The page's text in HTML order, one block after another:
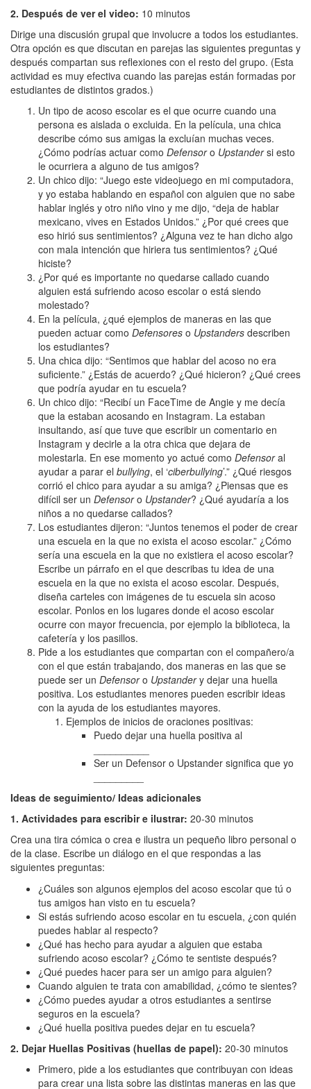
2. Después de ver el video: 10 minutos
Dirige una discusión grupal que involucre a todos los estudiantes.
Otra opción es que discutan en parejas las siguientes preguntas y
después compartan sus reflexiones con el resto del grupo. (Esta
actividad es muy efectiva cuando las parejas están formadas por
estudiantes de distintos grados.)
Un tipo de acoso escolar es el que ocurre cuando una
persona es aislada o excluida. En la película, una chica
describe cómo sus amigas la excluían muchas veces.
¿Cómo podrías actuar como Defensoro Upstandersi esto
le ocurriera a alguno de tus amigos?
Un chico dijo: “Juego este videojuego en mi computadora,
y yo estaba hablando en español con alguien que no sabe
hablar inglés y otro niño vino y me dijo, “deja de hablar
mexicano, vives en Estados Unidos.” ¿Por qué crees que
eso hirió sus sentimientos? ¿Alguna vez te han dicho algo
con mala intención que hiriera tus sentimientos? ¿Qué
hiciste?
¿Por qué es importante no quedarse callado cuando
alguien está sufriendo acoso escolar o está siendo
molestado?
En la película, ¿qué ejemplos de maneras en las que
pueden actuar como Defensores o Upstanders describen
los estudiantes?
Una chica dijo: “Sentimos que hablar del acoso no era
suficiente.” ¿Estás de acuerdo? ¿Qué hicieron? ¿Qué crees
que podría ayudar en tu escuela?
Un chico dijo: “Recibí un FaceTime de Angie y me decía
que la estaban acosando en Instagram. La estaban
insultando, así que tuve que escribir un comentario en
Instagram y decirle a la otra chica que dejara de
molestarla. En ese momento yo actué como Defensoral
ayudar a parar el bullying, el ‘ciberbullying’.” ¿Qué riesgos
corrió el chico para ayudar a su amiga? ¿Piensas que es
difícil ser un Defensoro Upstander? ¿Qué ayudaría a los
niños a no quedarse callados?
Los estudiantes dijeron: “Juntos tenemos el poder de crear
una escuela en la que no exista el acoso escolar.” ¿Cómo
sería una escuela en la que no existiera el acoso escolar?
Escribe un párrafo en el que describas tu idea de una
escuela en la que no exista el acoso escolar. Después,
diseña carteles con imágenes de tu escuela sin acoso
escolar. Ponlos en los lugares donde el acoso escolar
ocurre con mayor frecuencia, por ejemplo la biblioteca, la
cafetería y los pasillos.
Pide a los estudiantes que compartan con el compañero/a
con el que están trabajando, dos maneras en las que se
puede ser un Defensoro Upstandery dejar una huella
positiva. Los estudiantes menores pueden escribir ideas
con la ayuda de los estudiantes mayores.
Ejemplos de inicios de oraciones positivas:
Puedo dejar una huella positiva al
Ser un Defensor o Upstander significa que yo
Ideas de seguimiento/ Ideas adicionales
1. Actividades para escribir e ilustrar: 20-30 minutos
Crea una tira cómica o crea e ilustra un pequeño libro personal o
de la clase. Escribe un diálogo en el que respondas a las
siguientes preguntas:
¿Cuáles son algunos ejemplos del acoso escolar que tú o
tus amigos han visto en tu escuela?
Si estás sufriendo acoso escolar en tu escuela, ¿con quién
puedes hablar al respecto?
¿Qué has hecho para ayudar a alguien que estaba
sufriendo acoso escolar? ¿Cómo te sentiste después?
¿Qué puedes hacer para ser un amigo para alguien?
Cuando alguien te trata con amabilidad, ¿cómo te sientes?
¿Cómo puedes ayudar a otros estudiantes a sentirse
seguros en la escuela?
¿Qué huella positiva puedes dejar en tu escuela?
2. Dejar Huellas Positivas (huellas de papel): 20-30 minutos
Primero, pide a los estudiantes que contribuyan con ideas
para crear una lista sobre las distintas maneras en las que